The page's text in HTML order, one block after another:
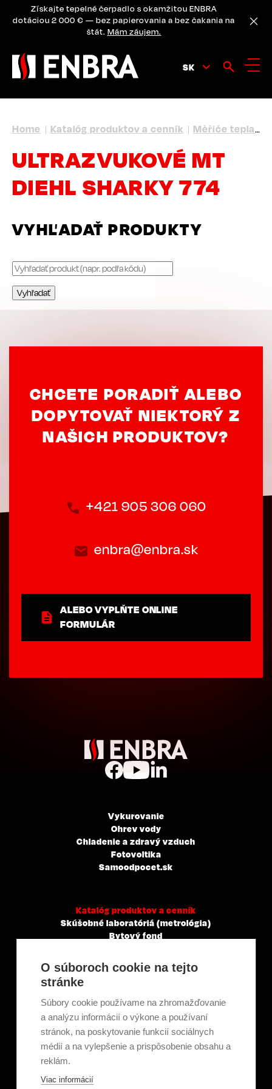
Získajte tepelné čerpadlo s okamžitou ENBRA
dotáciou 2 000 € — bez papierovania a bez čakania na
štát. Mám záujem.
SK
BREADCRUMB
Home Katalóg produktov a cenník Měřiče tepla
ULTRAZVUKOVÉ MT
DIEHL SHARKY 774
VYHĽADAŤ PRODUKTY
CHCETE PORADIŤ ALEBO
DOPYTOVAŤ NIEKTORÝ Z
NAŠICH PRODUKTOV?
+421 905 306 060
enbra@enbra.sk
ALEBO VYPLŇTE ONLINE
FORMULÁR
Vykurovanie
Ohrev vody
Chladenie a zdravý vzduch
Fotovoltika
Samoodpocet.sk
Katalóg produktov a cenník
Skúšobné laboratóriá (metrológia)
Bytový fond
Mestá a obce
Tepelné elektrárne a priemysel
Developeri
Školenie a technické poradenstvo
Kariéra
O súboroch cookie na tejto
stránke
Súbory cookie používame na zhromažďovanie
a analýzu informácií o výkone a používaní
stránok, na poskytovanie funkcií sociálnych
médií a na vylepšenie a prispôsobenie obsahu a
reklám.
Viac informácií